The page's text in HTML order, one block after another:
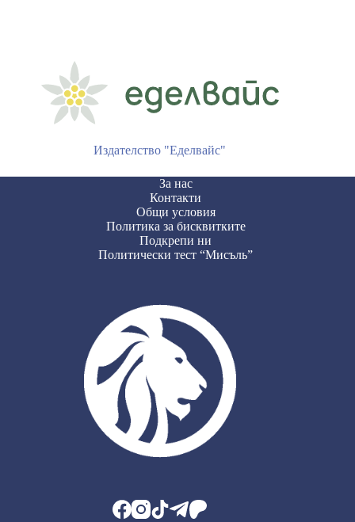
Издателство "Еделвайс"
За нас
Контакти
Общи условия
Политика за бисквитките
Подкрепи ни
Политически тест “Мисъль”